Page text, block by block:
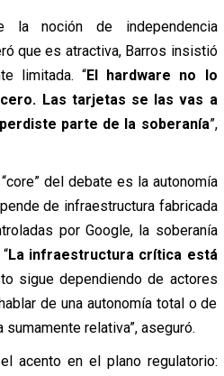
la noción de independencia
que es atractiva, Barros insistió
limitada. “El hardware no lo
Las tarjetas se las vas a
parte de la soberanía”,
del debate es la autonomía
de infraestructura fabricada
por Google, la soberanía
La infraestructura crítica está
sigue dependiendo de actores
de una autonomía total o de
relativa”, aseguró.
acento en el plano regulatorio: